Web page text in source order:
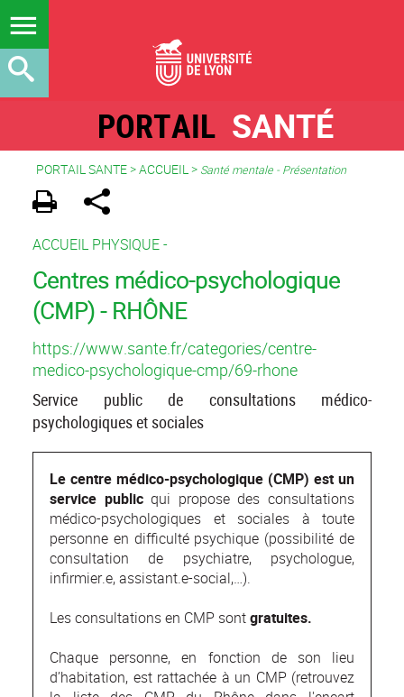
PORTAIL SANTÉ
PORTAIL SANTE>ACCUEIL> Santé mentale - Présentation
ACCUEIL PHYSIQUE -
Centres médico-psychologique
(CMP) - RHÔNE
https://www.sante.fr/categories/centre-
medico-psychologique-cmp/69-rhone
Service public de consultations médico-
psychologiques et sociales
Le centre médico-psychologique (CMP) est un
service publicqui propose des consultations
médico-psychologiques et sociales à toute
personne en difficulté psychique (possibilité de
consultation de psychiatre, psychologue,
infirmier.e, assistant.e-social,…).
Les consultations en CMP sontgratuites.
Chaque personne, en fonction de son lieu
d’habitation, est rattachée à un CMP (retrouvez